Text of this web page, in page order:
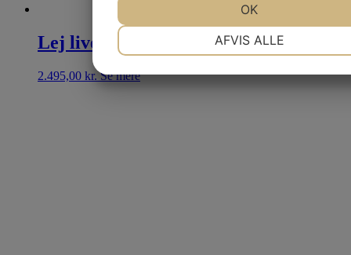
Lej live pakke op til 150 personer
2.495,00 kr. Se mere
AFVIS ALLE
OK